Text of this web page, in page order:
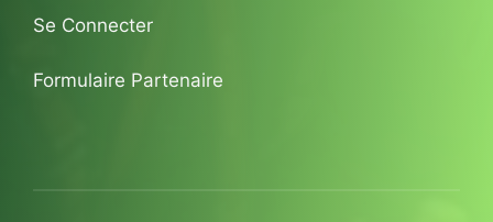
Se Connecter
Formulaire Partenaire